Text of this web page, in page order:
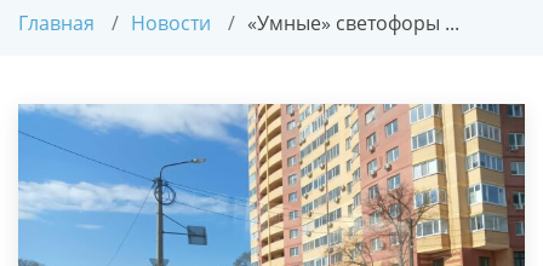
Главная Новости «Умные» светофоры ...